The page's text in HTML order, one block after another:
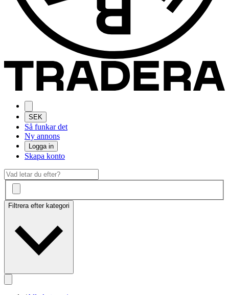
SEK
Så funkar det
Ny annons
Logga in
Skapa konto
Filtrera efter kategori